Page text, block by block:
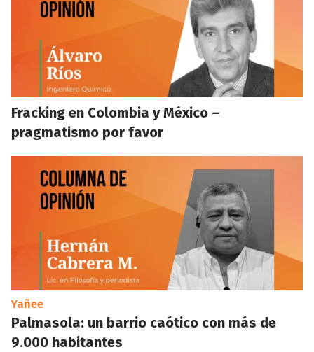
Fracking en Colombia y México –
pragmatismo por favor
Yañee
Palmasola: un barrio caótico con más de
9.000 habitantes